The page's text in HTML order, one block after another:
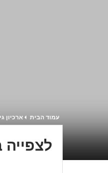
עמוד הבית ארכיון